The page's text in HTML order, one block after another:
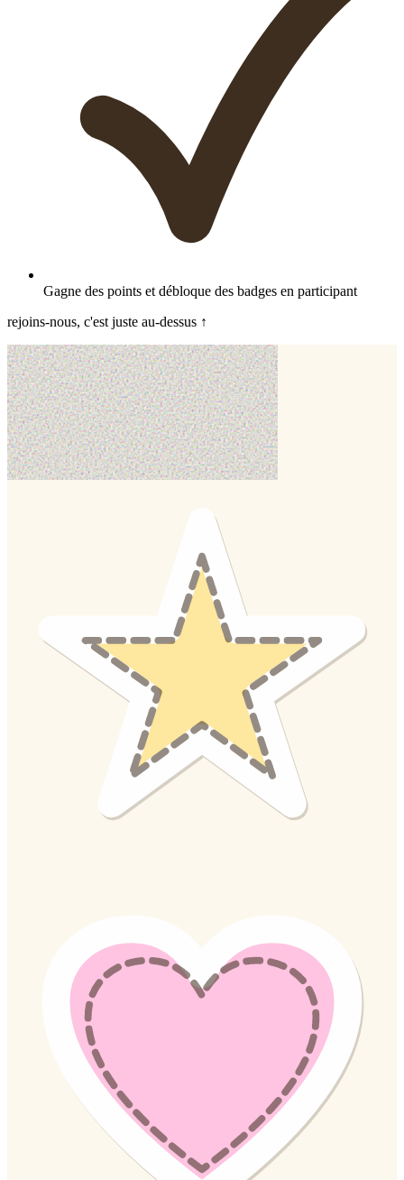
Gagne des points et débloque des badges en participant
rejoins-nous, c'est juste au-dessus ↑